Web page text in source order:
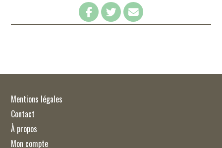
Mentions légales
Contact
À propos
Mon compte